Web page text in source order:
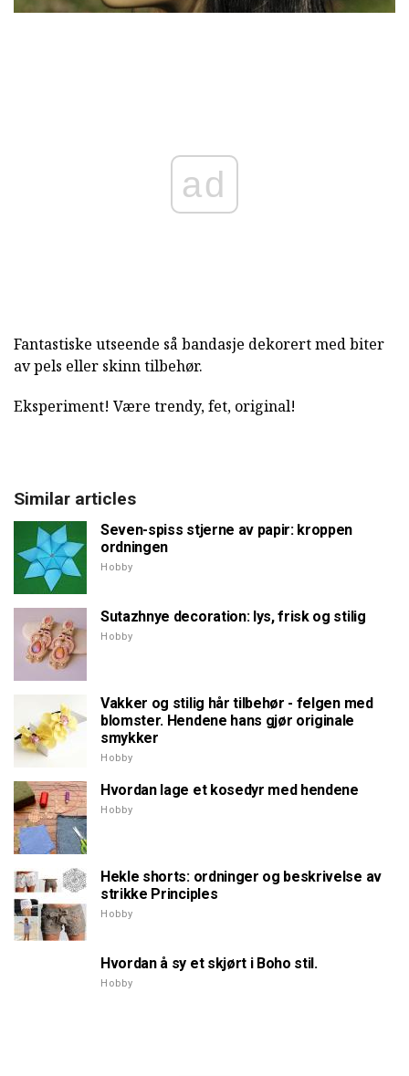
ad
Fantastiske utseende så bandasje dekorert med biter
av pels eller skinn tilbehør.
Eksperiment! Være trendy, fet, original!
Similar articles
Seven-spiss stjerne av papir: kroppen
ordningen
Hobby
Sutazhnye decoration: lys, frisk og stilig
Hobby
Vakker og stilig hår tilbehør - felgen med
blomster. Hendene hans gjør originale
smykker
Hobby
Hvordan lage et kosedyr med hendene
Hobby
Hekle shorts: ordninger og beskrivelse av
strikke Principles
Hobby
Hvordan å sy et skjørt i Boho stil.
Hobby